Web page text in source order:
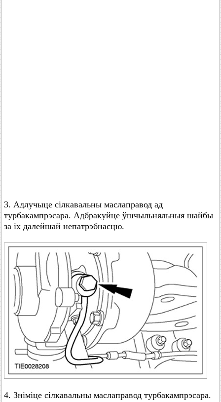
3. Адлучыце сілкавальны маслаправод ад
турбакампрэсара. Адбракуйце ўшчыльняльныя шайбы
за іх далейшай непатрэбнасцю.
4. Зніміце сілкавальны маслаправод турбакампрэсара.